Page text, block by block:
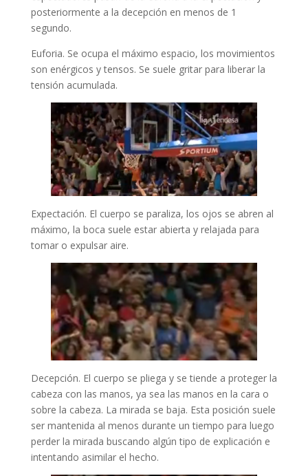
posteriormente a la decepción en menos de 1
segundo.
Euforia. Se ocupa el máximo espacio, los movimientos
son enérgicos y tensos. Se suele gritar para liberar la
tensión acumulada.
Expectación. El cuerpo se paraliza, los ojos se abren al
máximo, la boca suele estar abierta y relajada para
tomar o expulsar aire.
Decepción. El cuerpo se pliega y se tiende a proteger la
cabeza con las manos, ya sea las manos en la cara o
sobre la cabeza. La mirada se baja. Esta posición suele
ser mantenida al menos durante un tiempo para luego
perder la mirada buscando algún tipo de explicación e
intentando asimilar el hecho.